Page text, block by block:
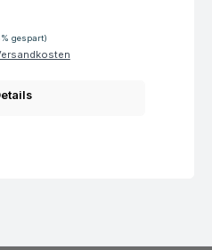
gespart)